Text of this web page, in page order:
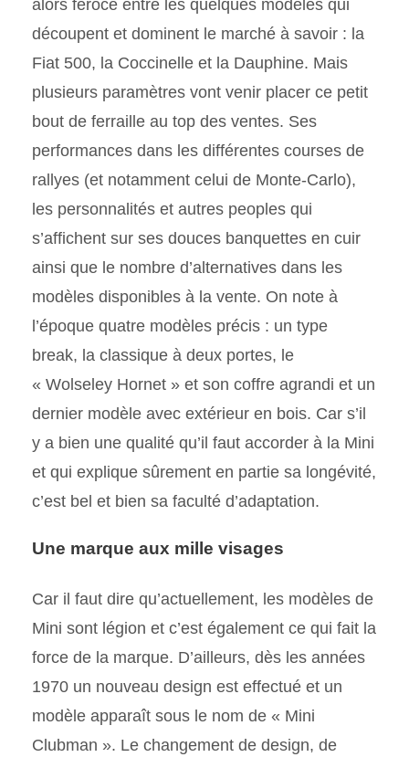
alors féroce entre les quelques modèles qui
découpent et dominent le marché à savoir : la
Fiat 500, la Coccinelle et la Dauphine. Mais
plusieurs paramètres vont venir placer ce petit
bout de ferraille au top des ventes. Ses
performances dans les différentes courses de
rallyes (et notamment celui de Monte-Carlo),
les personnalités et autres peoples qui
s’affichent sur ses douces banquettes en cuir
ainsi que le nombre d’alternatives dans les
modèles disponibles à la vente. On note à
l’époque quatre modèles précis : un type
break, la classique à deux portes, le
« Wolseley Hornet » et son coffre agrandi et un
dernier modèle avec extérieur en bois. Car s’il
y a bien une qualité qu’il faut accorder à la Mini
et qui explique sûrement en partie sa longévité,
c’est bel et bien sa faculté d’adaptation.
Une marque aux mille visages
Car il faut dire qu’actuellement, les modèles de
Mini sont légion et c’est également ce qui fait la
force de la marque. D’ailleurs, dès les années
1970 un nouveau design est effectué et un
modèle apparaît sous le nom de « Mini
Clubman ». Le changement de design, de